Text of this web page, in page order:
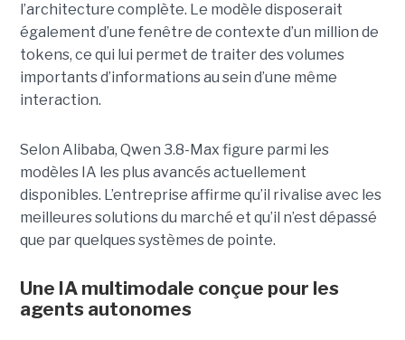
l’architecture complète. Le modèle disposerait
également d’une fenêtre de contexte d’un million de
tokens, ce qui lui permet de traiter des volumes
importants d’informations au sein d’une même
interaction.
Selon Alibaba, Qwen 3.8-Max figure parmi les
modèles IA les plus avancés actuellement
disponibles. L’entreprise affirme qu’il rivalise avec les
meilleures solutions du marché et qu’il n’est dépassé
que par quelques systèmes de pointe.
Une IA multimodale conçue pour les
agents autonomes